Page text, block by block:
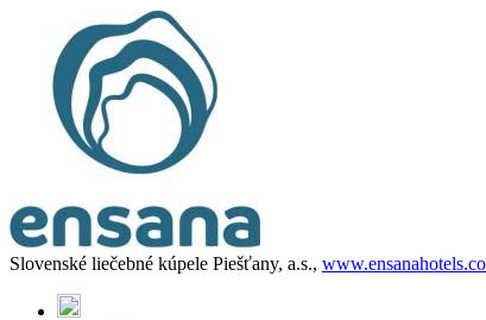
Slovenské liečebné kúpele Piešťany, a.s.,